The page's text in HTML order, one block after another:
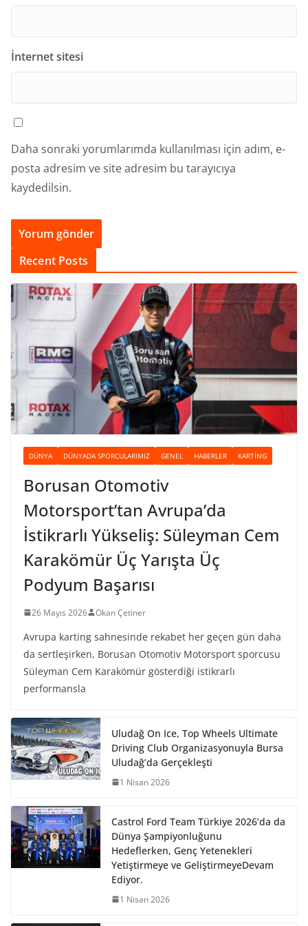
İnternet sitesi
Daha sonraki yorumlarımda kullanılması için adım, e-
posta adresim ve site adresim bu tarayıcıya
kaydedilsin.
Recent Posts
DÜNYA DÜNYADA SPORCULARIMIZ GENEL HABERLER KARTING
Borusan Otomotiv
Motorsport’tan Avrupa’da
İstikrarlı Yükseliş: Süleyman Cem
Karakömür Üç Yarışta Üç
Podyum Başarısı
26 Mayıs 2026 Okan Çetiner
Avrupa karting sahnesinde rekabet her geçen gün daha
da sertleşirken, Borusan Otomotiv Motorsport sporcusu
Süleyman Cem Karakömür gösterdiği istikrarlı
performansla
Uludağ On Ice, Top Wheels Ultimate
Driving Club Organizasyonuyla Bursa
Uludağ’da Gerçekleşti
1 Nisan 2026
Castrol Ford Team Türkiye 2026’da da
Dünya Şampiyonluğunu
Hedeflerken, Genç Yetenekleri
Yetiştirmeye ve GeliştirmeyeDevam
Ediyor.
1 Nisan 2026